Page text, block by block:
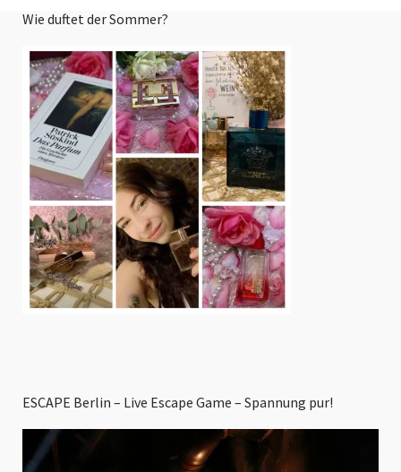
Wie duftet der Sommer?
ESCAPE Berlin – Live Escape Game – Spannung pur!